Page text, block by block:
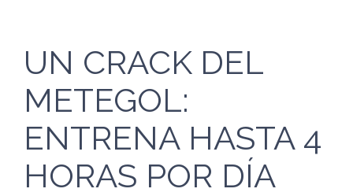
UN CRACK DEL
METEGOL:
ENTRENA HASTA 4
HORAS POR DÍA